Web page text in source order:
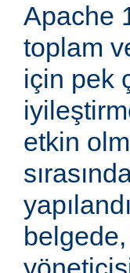
Apache
toplam
için pek
etkin